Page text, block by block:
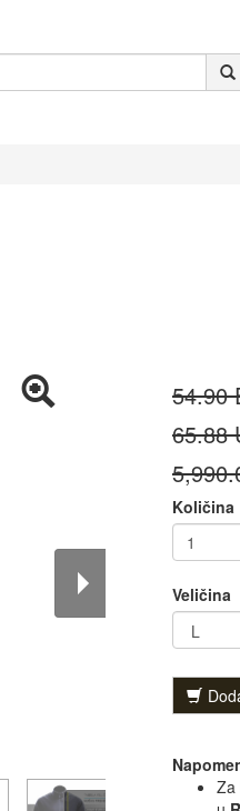
54.90
65.88
Količina
Veličina
Za